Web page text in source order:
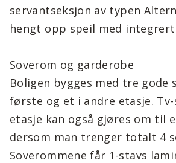
servantseksjon av typen
hengt opp speil med
Soverom og garderobe
Boligen bygges med tre gode
første og et i andre etasje.
etasje kan også gjøres om til
dersom man trenger totalt 4
Soverommene får 1-stavs